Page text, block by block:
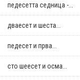
педесетта седница -...
дваесет и шеста...
педесет и прва...
сто шеесет и осма...